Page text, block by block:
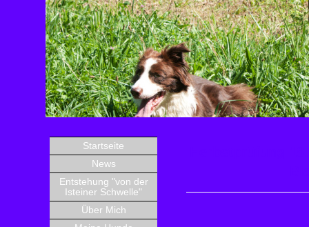
Startseite
News
Entstehung "von der
Isteiner Schwelle"
Über Mich